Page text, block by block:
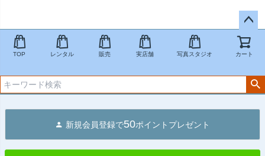
ペー
ジト
へ
TOP レンタル 販売 実店舗 写真スタジオ カート
新規会員登録で50ポイントプレゼント